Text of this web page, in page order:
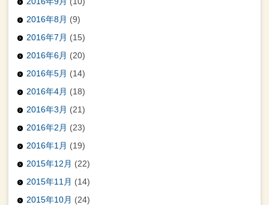
2016年8月 (9)
2016年7月 (15)
2016年6月 (20)
2016年5月 (14)
2016年4月 (18)
2016年3月 (21)
2016年2月 (23)
2016年1月 (19)
2015年12月 (22)
2015年11月 (14)
2015年10月 (24)